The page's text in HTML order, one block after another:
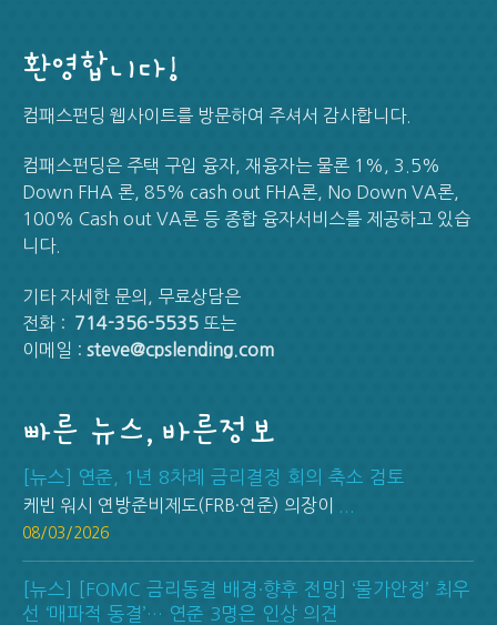
환영합니다!
컴패스펀딩 웹사이트를 방문하여 주셔서 감사합니다.
컴패스펀딩은 주택 구입 융자, 재융자는 물론 1%, 3.5%
Down FHA 론, 85% cash out FHA론, No Down VA론,
100% Cash out VA론 등 종합 융자서비스를 제공하고 있습
니다.
기타 자세한 문의, 무료상담은
전화 : 714-356-5535 또는
이메일 : steve@cpslending.com
빠른 뉴스, 바른정보
[뉴스] 연준, 1년 8차례 금리결정 회의 축소 검토
케빈 워시 연방준비제도(FRB·연준) 의장이
08/03/2026
[뉴스] [FOMC 금리동결 배경·향후 전망] ‘물가안정’ 최우
선 ‘매파적 동결’… 연준 3명은 인상 의견